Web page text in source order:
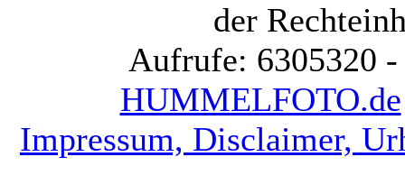
der
Aufrufe: 6305320
HUMMELFOTO.de
Impressum, Disclaimer,